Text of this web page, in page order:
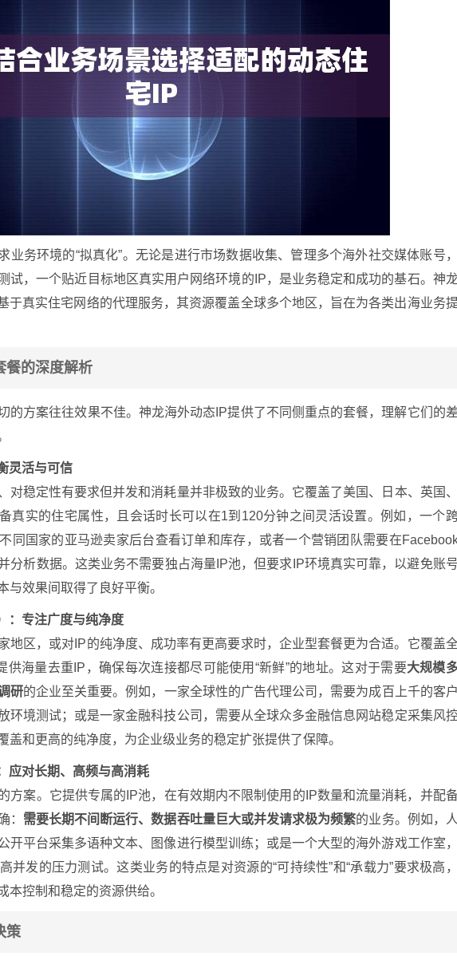
业务环境的“拟真化”。无论是进行市场数据收集、管理多个海外社交媒体账号，
试，一个贴近目标地区真实用户网络环境的IP，是业务稳定和成功的基石。神
于真实住宅网络的代理服务，其资源覆盖全球多个地区，旨在为各类出海业务提
餐的深度解析
的方案往往效果不佳。神龙海外动态IP提供了不同侧重点的套餐，理解它们的差
灵活与可信
对稳定性有要求但并发和消耗量并非极致的业务。它覆盖了美国、日本、英国、
真实的住宅属性，且会话时长可以在1到120分钟之间灵活设置。例如，一个
同国家的亚马逊卖家后台查看订单和库存，或者一个营销团队需要在
分析数据。这类业务不需要独占海量IP池，但要求IP环境真实可靠，以避免账号
与效果间取得了良好平衡。
：专注广度与纯净度
地区，或对IP的纯净度、成功率有更高要求时，企业型套餐更为合适。它覆盖
供海量去重IP，确保每次连接都尽可能使用“新鲜”的地址。这对于需要大规模
研的企业至关重要。例如，一家全球性的广告代理公司，需要为成百上千的客户
环境测试；或是一家金融科技公司，需要从全球众多金融信息网站稳定采集风
盖和更高的纯净度，为企业级业务的稳定扩张提供了保障。
应对长期、高频与高消耗
方案。它提供专属的IP池，在有效期内不限制使用的IP数量和流量消耗，并配
： 需要长期不间断运行、数据吞吐量巨大或并发请求极为频繁的业务。例如，人
开平台采集多语种文本、图像进行模型训练；或是一个大型的海外游戏工作室，
并发的压力测试。这类业务的特点是对资源的“可持续性”和“承载力”要求极高，
本控制和稳定的资源供给。
策